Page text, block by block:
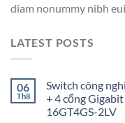
diam nonummy nibh
LATEST POSTS
06
Th8
Switch công
+ 4 cổng
16GT4GS-2LV